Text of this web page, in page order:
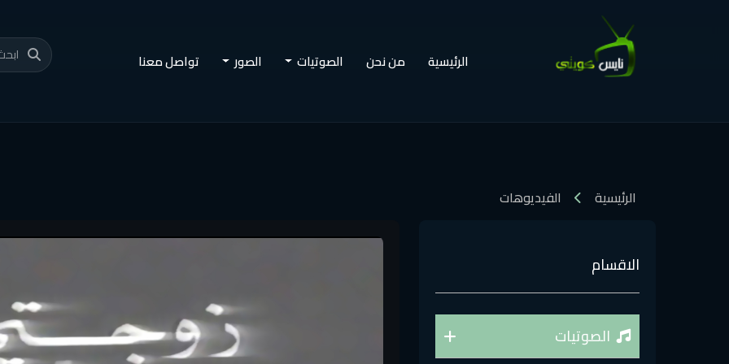
الرئيسية من نحن الصوتيات الصور تواصل معنا
الرئيسية الفيديوهات
الاقسام
الصوتيات